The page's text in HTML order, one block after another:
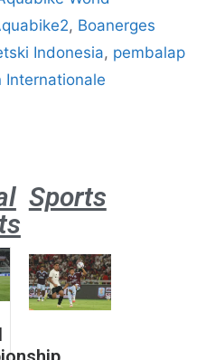
, Boanerges
Indonesia, pembalap
Internationale
Sports